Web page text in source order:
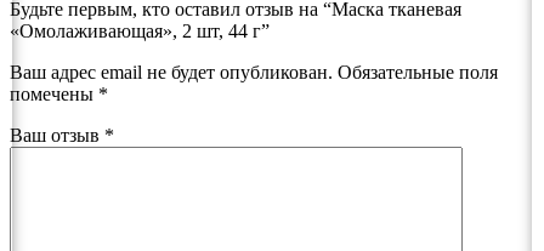
Будьте первым, кто оставил отзыв на “Маска тканевая
«Омолаживающая», 2 шт, 44 г”
Ваш адрес email не будет опубликован. Обязательные поля
помечены *
Ваш отзыв *